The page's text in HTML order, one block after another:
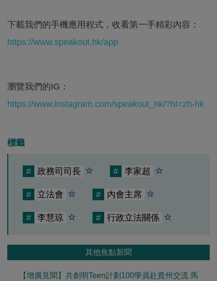
下載我們的手機應用程式，收看第一手精彩內容：
https://www.speakout.hk/app
瀏覽我們的IG：
https://www.instagram.com/speakout_hk/?hl=zh-hk
標籤
# 政務司司長 # 李家超
# 立法會 # 內會主席
# 李慧琼 # 行政立法關係
其他焦點新聞
【增廣見聞】共創明Teen計劃100學員赴貴州交流 馬